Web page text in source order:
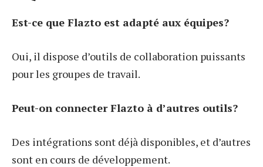
Est-ce que Flazto est adapté aux équipes?
Oui, il dispose d’outils de collaboration puissants
pour les groupes de travail.
Peut-on connecter Flazto à d’autres outils?
Des intégrations sont déjà disponibles, et d’autres
sont en cours de développement.